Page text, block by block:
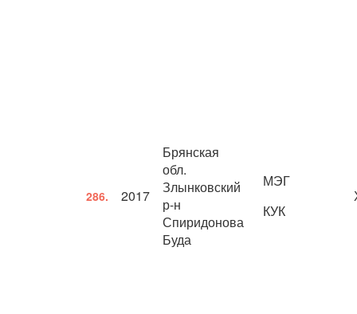
286. 2017
Брянская
обл.
Злынковский
р-н
Спиридонова
Буда
МЭГ
КУК